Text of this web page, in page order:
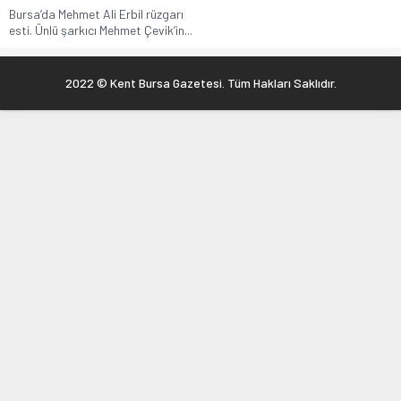
Bursa’da Mehmet Ali Erbil rüzgarı
esti. Ünlü şarkıcı Mehmet Çevik’in...
2022 © Kent Bursa Gazetesi. Tüm Hakları Saklıdır.